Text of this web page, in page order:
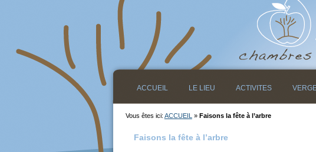
ACCUEIL LE LIEU ACTIVITES
Vous êtes ici: ACCUEIL » Faisons la fête à l’arbre
Faisons la fête à l’arbre